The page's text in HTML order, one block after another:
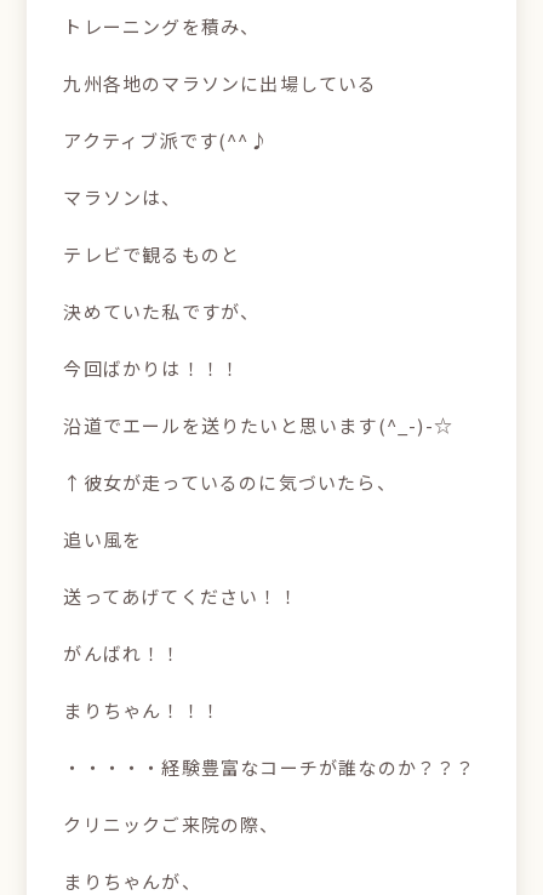
トレーニングを積み、
九州各地のマラソンに出場している
アクティブ派です(^^♪
マラソンは、
テレビで観るものと
決めていた私ですが、
今回ばかりは！！！
沿道でエールを送りたいと思います(^_-)-☆
↑彼女が走っているのに気づいたら、
追い風を
送ってあげてください！！
がんばれ！！
まりちゃん！！！
・・・・・経験豊富なコーチが誰なのか？？？
クリニックご来院の際、
まりちゃんが、